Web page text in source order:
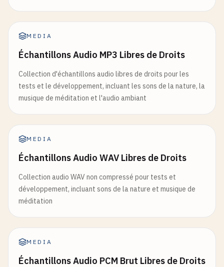
MEDIA
Échantillons Audio MP3 Libres de Droits
Collection d'échantillons audio libres de droits pour les
tests et le développement, incluant les sons de la nature, la
musique de méditation et l'audio ambiant
MEDIA
Échantillons Audio WAV Libres de Droits
Collection audio WAV non compressé pour tests et
développement, incluant sons de la nature et musique de
méditation
MEDIA
Échantillons Audio PCM Brut Libres de Droits